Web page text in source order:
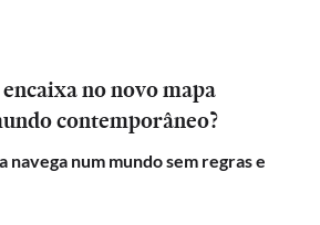
no novo mapa
contemporâneo?
navega num mundo sem regras e